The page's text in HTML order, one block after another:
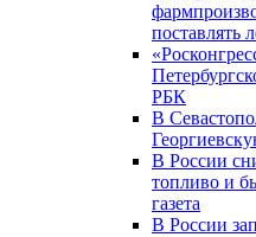
поставлять
РБК
В
В России
топливо и
газета
В России